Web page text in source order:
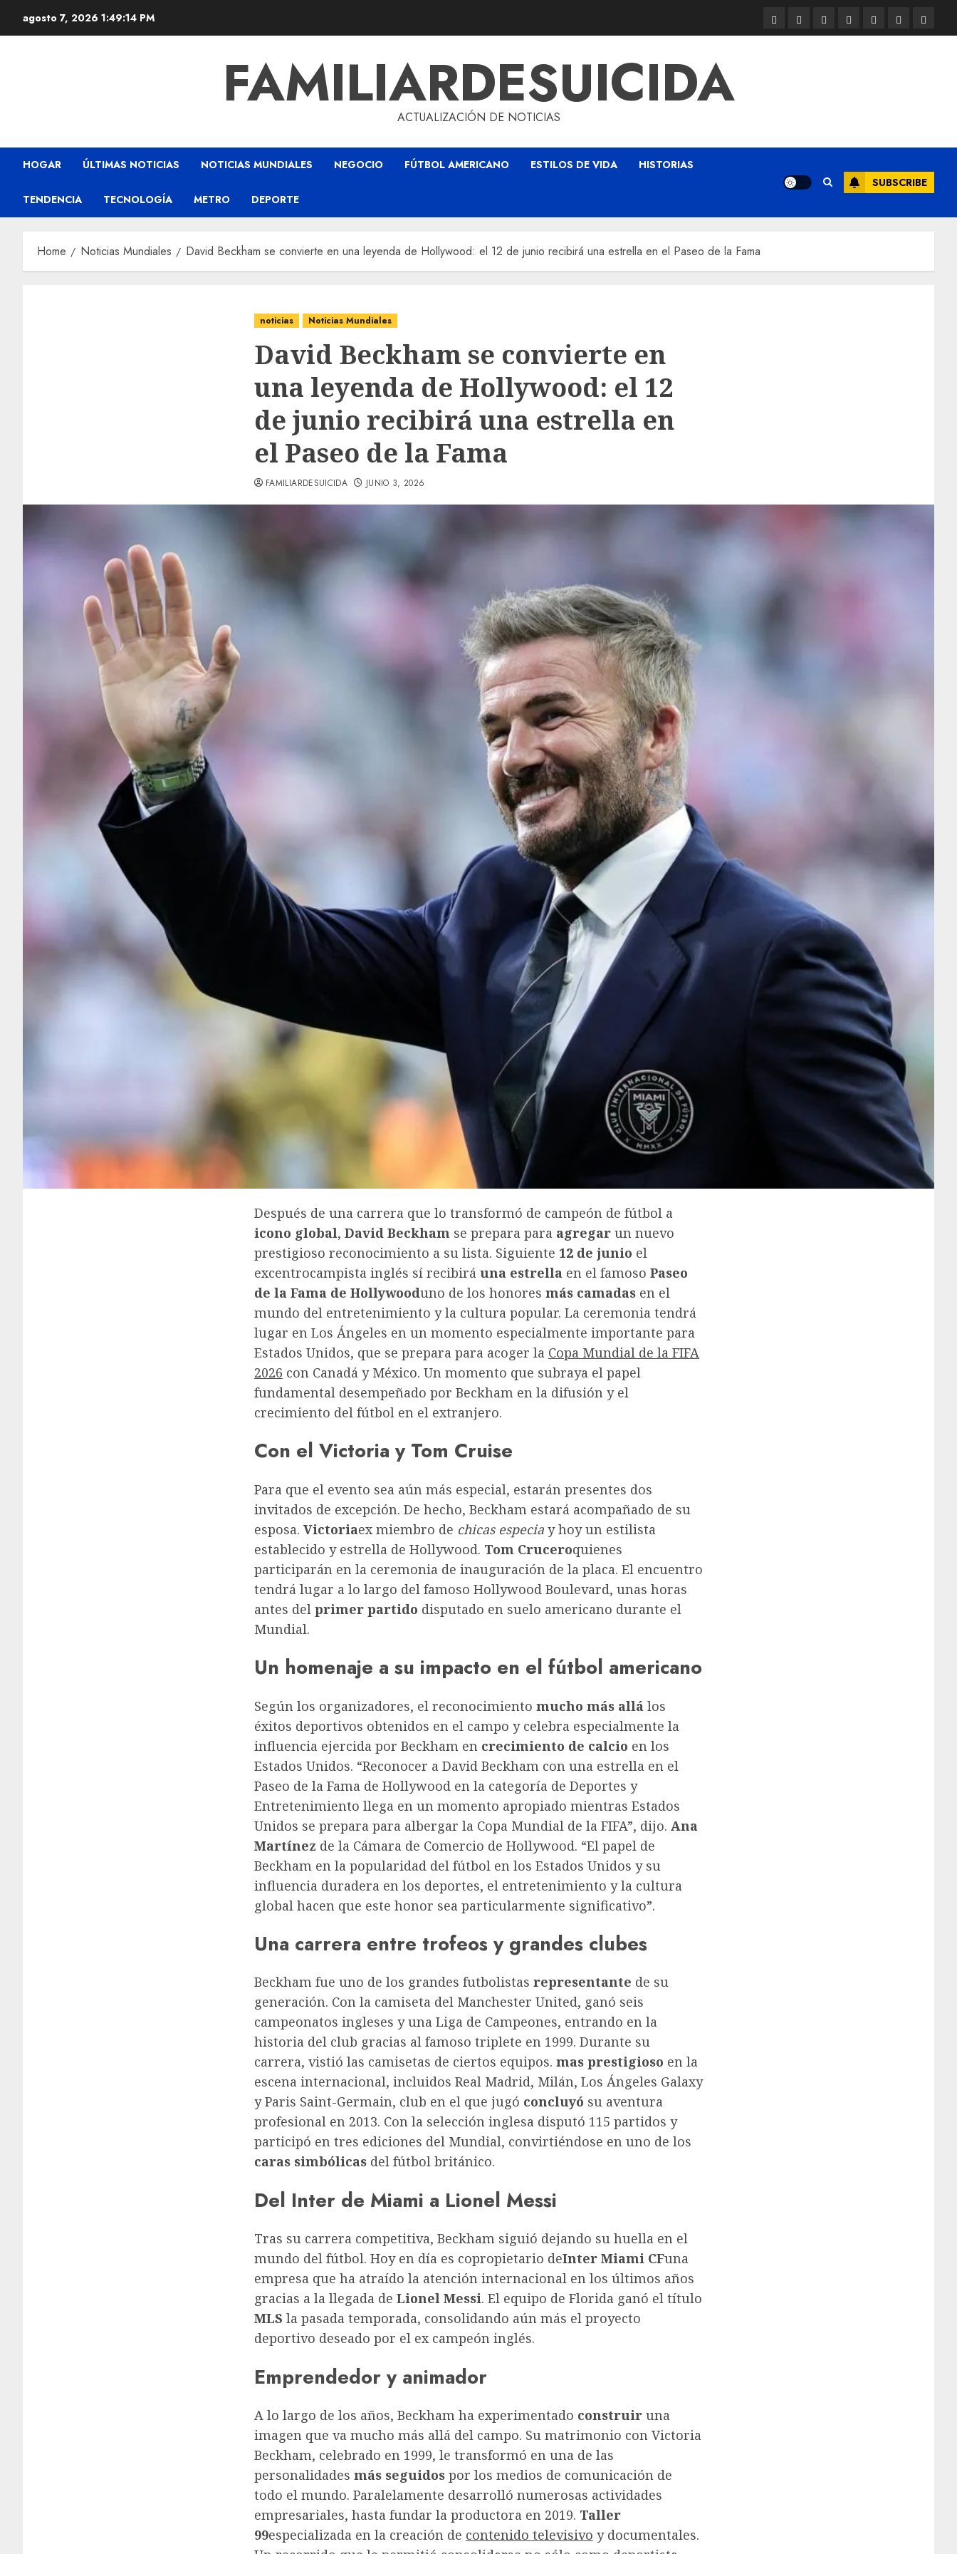
agosto 7, 2026 1:49:15 PM
FAMILIARDESUICIDA
ACTUALIZACIÓN DE NOTICIAS
HOGAR ÚLTIMAS NOTICIAS NOTICIAS MUNDIALES NEGOCIO FÚTBOL AMERICANO ESTILOS DE VIDA HISTORIAS
TENDENCIA TECNOLOGÍA METRO DEPORTE
SUBSCRIBE
Home Noticias Mundiales David Beckham se convierte en una leyenda de Hollywood: el 12 de junio recibirá una estrella en el Paseo de la Fama
noticias Noticias Mundiales
David Beckham se convierte en
una leyenda de Hollywood: el 12
de junio recibirá una estrella en
el Paseo de la Fama
FAMILIARDESUICIDA JUNIO 3, 2026
Después de una carrera que lo transformó de campeón de fútbol a
icono global, David Beckham se prepara para agregar un nuevo
prestigioso reconocimiento a su lista. Siguiente 12 de junio el
excentrocampista inglés sí recibirá una estrella en el famoso Paseo
de la Fama de Hollywooduno de los honores más camadas en el
mundo del entretenimiento y la cultura popular. La ceremonia tendrá
lugar en Los Ángeles en un momento especialmente importante para
Estados Unidos, que se prepara para acoger la Copa Mundial de la FIFA
2026 con Canadá y México. Un momento que subraya el papel
fundamental desempeñado por Beckham en la difusión y el
crecimiento del fútbol en el extranjero.
Con el Victoria y Tom Cruise
Para que el evento sea aún más especial, estarán presentes dos
invitados de excepción. De hecho, Beckham estará acompañado de su
esposa. Victoriaex miembro de chicas especia y hoy un estilista
establecido y estrella de Hollywood. Tom Cruceroquienes
participarán en la ceremonia de inauguración de la placa. El encuentro
tendrá lugar a lo largo del famoso Hollywood Boulevard, unas horas
antes del primer partido disputado en suelo americano durante el
Mundial.
Un homenaje a su impacto en el fútbol americano
Según los organizadores, el reconocimiento mucho más allá los
éxitos deportivos obtenidos en el campo y celebra especialmente la
influencia ejercida por Beckham en crecimiento de calcio en los
Estados Unidos. “Reconocer a David Beckham con una estrella en el
Paseo de la Fama de Hollywood en la categoría de Deportes y
Entretenimiento llega en un momento apropiado mientras Estados
Unidos se prepara para albergar la Copa Mundial de la FIFA”, dijo. Ana
Martínez de la Cámara de Comercio de Hollywood. “El papel de
Beckham en la popularidad del fútbol en los Estados Unidos y su
influencia duradera en los deportes, el entretenimiento y la cultura
global hacen que este honor sea particularmente significativo”.
Una carrera entre trofeos y grandes clubes
Beckham fue uno de los grandes futbolistas representante de su
generación. Con la camiseta del Manchester United, ganó seis
campeonatos ingleses y una Liga de Campeones, entrando en la
historia del club gracias al famoso triplete en 1999. Durante su
carrera, vistió las camisetas de ciertos equipos. mas prestigioso en la
escena internacional, incluidos Real Madrid, Milán, Los Ángeles Galaxy
y Paris Saint-Germain, club en el que jugó concluyó su aventura
profesional en 2013. Con la selección inglesa disputó 115 partidos y
participó en tres ediciones del Mundial, convirtiéndose en uno de los
caras simbólicas del fútbol británico.
Del Inter de Miami a Lionel Messi
Tras su carrera competitiva, Beckham siguió dejando su huella en el
mundo del fútbol. Hoy en día es copropietario deInter Miami CFuna
empresa que ha atraído la atención internacional en los últimos años
gracias a la llegada de Lionel Messi. El equipo de Florida ganó el título
MLS la pasada temporada, consolidando aún más el proyecto
deportivo deseado por el ex campeón inglés.
Emprendedor y animador
A lo largo de los años, Beckham ha experimentado construir una
imagen que va mucho más allá del campo. Su matrimonio con Victoria
Beckham, celebrado en 1999, le transformó en una de las
personalidades más seguidos por los medios de comunicación de
todo el mundo. Paralelamente desarrolló numerosas actividades
empresariales, hasta fundar la productora en 2019. Taller
99especializada en la creación de contenido televisivo y documentales.